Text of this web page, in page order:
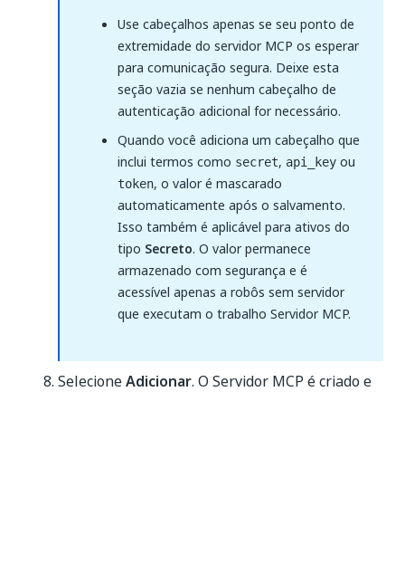
Use cabeçalhos apenas se seu ponto de
extremidade do servidor MCP os esperar
para comunicação segura. Deixe esta
seção vazia se nenhum cabeçalho de
autenticação adicional for necessário.
Quando você adiciona um cabeçalho que
inclui termos como secret, api_key ou
token, o valor é mascarado
automaticamente após o salvamento.
Isso também é aplicável para ativos do
tipo Secreto. O valor permanece
armazenado com segurança e é
acessível apenas a robôs sem servidor
que executam o trabalho Servidor MCP.
SelecioneAdicionar. O Servidor MCP é criado e